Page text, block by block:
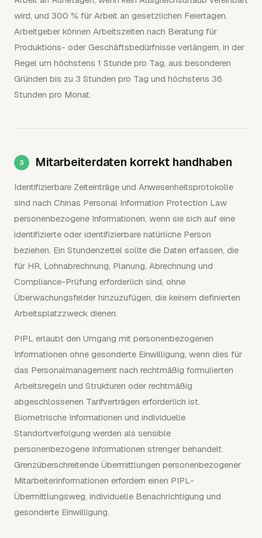
wird, und 300 % für Arbeit an gesetzlichen Feiertagen.
Arbeitgeber können Arbeitszeiten nach Beratung für
Produktions- oder Geschäftsbedürfnisse verlängern, in der
Regel um höchstens 1 Stunde pro Tag, aus besonderen
Gründen bis zu 3 Stunden pro Tag und höchstens 36
Stunden pro Monat.
Mitarbeiterdaten korrekt handhaben
Identifizierbare Zeiteinträge und Anwesenheitsprotokolle
sind nach Chinas Personal Information Protection Law
personenbezogene Informationen, wenn sie sich auf eine
identifizierte oder identifizierbare natürliche Person
beziehen. Ein Stundenzettel sollte die Daten erfassen, die
für HR, Lohnabrechnung, Planung, Abrechnung und
Compliance-Prüfung erforderlich sind, ohne
Überwachungsfelder hinzuzufügen, die keinem definierten
Arbeitsplatzzweck dienen.
PIPL erlaubt den Umgang mit personenbezogenen
Informationen ohne gesonderte Einwilligung, wenn dies für
das Personalmanagement nach rechtmäßig formulierten
Arbeitsregeln und Strukturen oder rechtmäßig
abgeschlossenen Tarifverträgen erforderlich ist.
Biometrische Informationen und individuelle
Standortverfolgung werden als sensible
personenbezogene Informationen strenger behandelt.
Grenzüberschreitende Übermittlungen personenbezogener
Mitarbeiterinformationen erfordern einen PIPL-
Übermittlungsweg, individuelle Benachrichtigung und
gesonderte Einwilligung.